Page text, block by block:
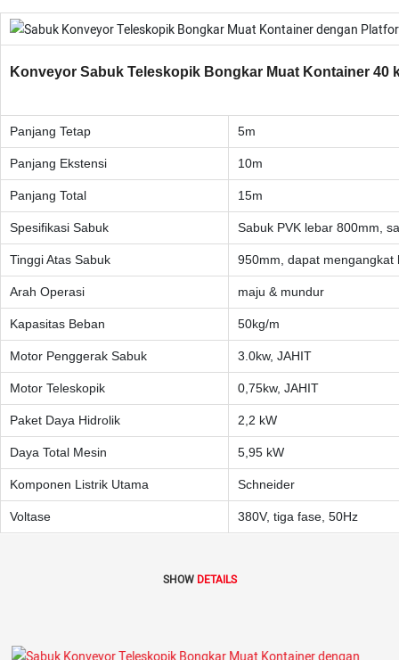
Konveyor Sabuk Teleskopik Bongkar Muat Kontainer 40
Panjang Tetap 5m
Panjang Ekstensi 10m
Panjang Total 15m
Spesifikasi Sabuk Sabuk PVK lebar 800mm,
Tinggi Atas Sabuk 950mm, dapat mengangkat
Arah Operasi maju & mundur
Kapasitas Beban 50kg/m
Motor Penggerak Sabuk 3.0kw, JAHIT
Motor Teleskopik 0,75kw, JAHIT
Paket Daya Hidrolik 2,2 kW
Daya Total Mesin 5,95 kW
Komponen Listrik Utama Schneider
Voltase 380V, tiga fase, 50Hz
SHOW DETAILS